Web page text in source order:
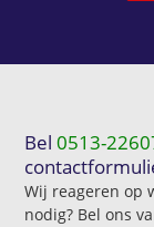
Bel0513-
Wij reageren op
nodig? Bel ons